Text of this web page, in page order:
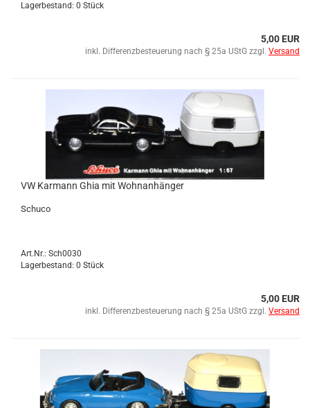
Lagerbestand: 0 Stück
5,00 EUR
inkl. Differenzbesteuerung nach § 25a UStG zzgl. Versand
VW Kar­mann Ghia mit Wohn­an­hän­ger
Schu­co
Art.Nr.: Sch0030
Lagerbestand: 0 Stück
5,00 EUR
inkl. Differenzbesteuerung nach § 25a UStG zzgl. Versand